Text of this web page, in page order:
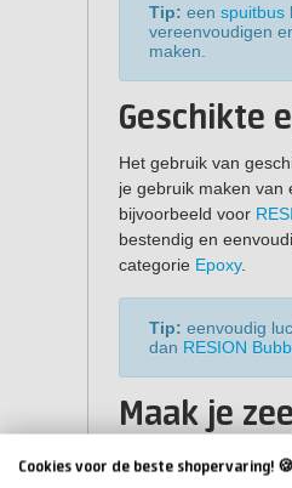
Tip: een spuitbus
vereenvoudigen
maken.
Geschikte
Het gebruik van
je gebruik maken van
bijvoorbeeld voor
bestendig en
categorie Epoxy.
Tip: eenvoudig
dan RESION
Maak je
Met pigmenten kun je
Cookies voor de beste shopervaring! 🍪